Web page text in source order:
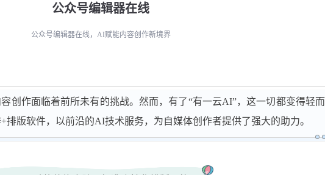
公众号编辑器在线
公众号编辑器在线，AI赋能内容创作新境界
创作面临着前所未有的挑战。然而，有了“有一云AI”，这一切都变得轻而
排版软件，以前沿的AI技术服务，为自媒体创作者提供了强大的助力。